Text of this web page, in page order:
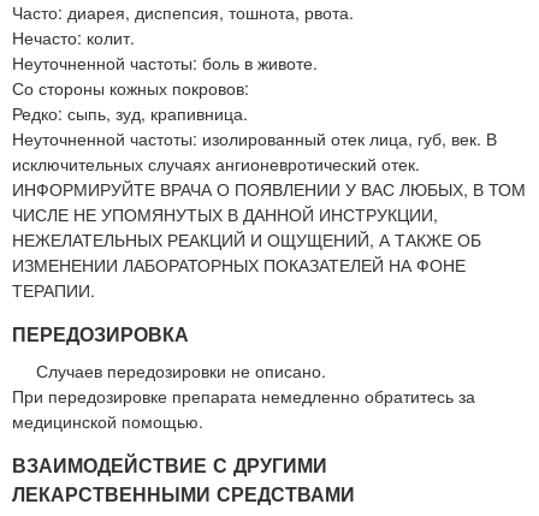
Часто: диарея, диспепсия, тошнота, рвота.
Нечасто: колит.
Неуточненной частоты: боль в животе.
Со стороны кожных покровов:
Редко: сыпь, зуд, крапивница.
Неуточненной частоты: изолированный отек лица, губ, век. В
исключительных случаях ангионевротический отек.
ИНФОРМИРУЙТЕ ВРАЧА О ПОЯВЛЕНИИ У ВАС ЛЮБЫХ, В ТОМ
ЧИСЛЕ НЕ УПОМЯНУТЫХ В ДАННОЙ ИНСТРУКЦИИ,
НЕЖЕЛАТЕЛЬНЫХ РЕАКЦИЙ И ОЩУЩЕНИЙ, А ТАКЖЕ ОБ
ИЗМЕНЕНИИ ЛАБОРАТОРНЫХ ПОКАЗАТЕЛЕЙ НА ФОНЕ
ТЕРАПИИ.
ПЕРЕДОЗИРОВКА
Случаев передозировки не описано.
При передозировке препарата немедленно обратитесь за
медицинской помощью.
ВЗАИМОДЕЙСТВИЕ С ДРУГИМИ
ЛЕКАРСТВЕННЫМИ СРЕДСТВАМИ